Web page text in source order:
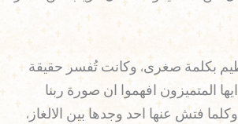
بكلمة صغرى، وكانت تُفسر حقيقة
المتميزون افهموا ان صورة ربنا
فتش عنها احد وجدها بين الالغاز،